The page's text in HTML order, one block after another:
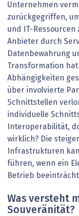
Unternehmen
zurückgegriffen,
und IT-
Anbieter durch
Datenbewahrung
Transformation
Abhängigkeiten
über involvierte
Schnittstellen
individuelle
Interoperabilität,
wirklich? Die
Infrastrukturen
führen, wenn ein
Betrieb
Was versteht
Souveränität?